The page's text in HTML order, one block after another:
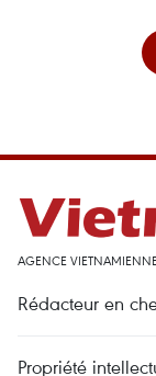
AGENCE
Rédacteur en
Propriété